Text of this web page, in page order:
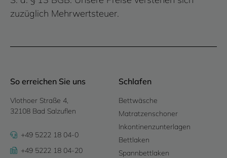
zuzüglich Mehrwertsteuer.
So erreichen Sie uns
Vlothoer Straße 4,
32108 Bad Salzuflen
+49 5222 18 04-0
+49 5222 18 04-20
Schlafen
Bettwäsche
Matratzenschoner
Inkontinenzunterlagen
Bettlaken
Spannbettlaken